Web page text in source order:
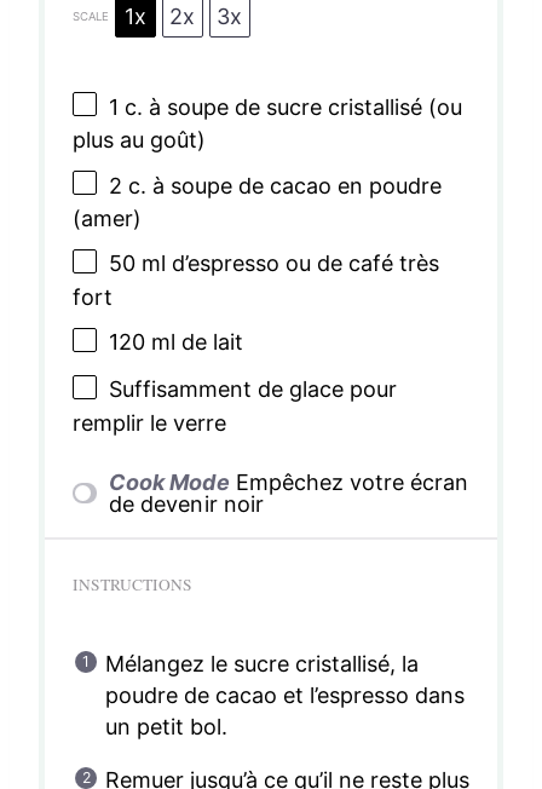
SCALE 1x 2x 3x
1 c. à soupe de sucre cristallisé (ou
plus au goût)
2 c. à soupe de cacao en poudre
(amer)
50ml d’espresso ou de café très
fort
120ml de lait
Suffisamment de glace pour
remplir le verre
Cook Mode Empêchez votre écran
de devenir noir
INSTRUCTIONS
Mélangez le sucre cristallisé, la
poudre de cacao et l’espresso dans
un petit bol.
Remuer jusqu’à ce qu’il ne reste plus